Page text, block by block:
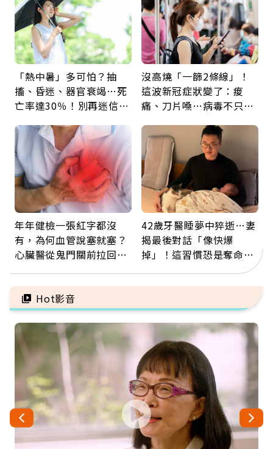
「熱中暑」多可怕？抽
搐、昏迷、器官衰竭…死
亡率達30％！別再迷信
5招才能真救命
沒高燒「一篩2條線」！
這波新冠症狀變了：痠
痛、刀片嗓…病毒不只攻
管發炎
年年健檢一張紅字都沒
有，為何血管說塞就塞？
心臟醫從鬼門關前拉回病
字
42歲牙醫睡夢中猝逝…妻
揭最後對話「像快爆
掉」！這習慣恐是奪命原
因：沒有一份工作值得用
命交換
Hot影音